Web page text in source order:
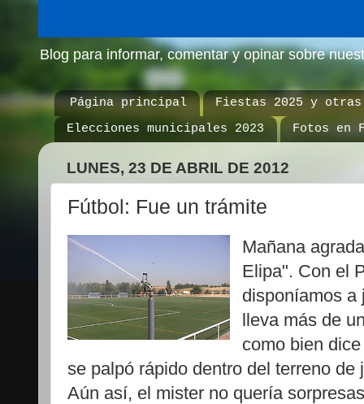
Blog para informar, comentar y opinar sobre
Página principal
Fiestas 2025 y otras
Elecciones municipales 2023
Fotos en
LUNES, 23 DE ABRIL DE 2012
Fútbol: Fue un trámite
Mañana
Elipa". Con el
disponíamos a
lleva más de
como bien
se palpó rápido dentro del terreno de
Aún así, el mister no quería